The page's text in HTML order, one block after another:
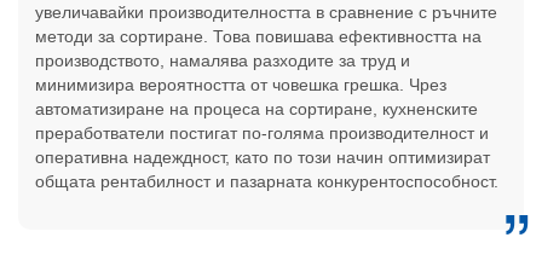
увеличавайки производителността в сравнение с ръчните
методи за сортиране. Това повишава ефективността на
производството, намалява разходите за труд и
минимизира вероятността от човешка грешка. Чрез
автоматизиране на процеса на сортиране, кухненските
преработватели постигат по-голяма производителност и
оперативна надеждност, като по този начин оптимизират
общата рентабилност и пазарната конкурентоспособност.